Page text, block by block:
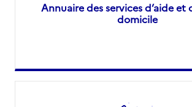
Annuaire des services d’aide et
domicile